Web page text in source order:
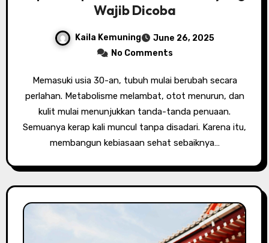
Wajib Dicoba
Kaila Kemuning
June 26, 2025
No Comments
Memasuki usia 30-an, tubuh mulai berubah secara
perlahan. Metabolisme melambat, otot menurun, dan
kulit mulai menunjukkan tanda-tanda penuaan.
Semuanya kerap kali muncul tanpa disadari. Karena itu,
membangun kebiasaan sehat sebaiknya…